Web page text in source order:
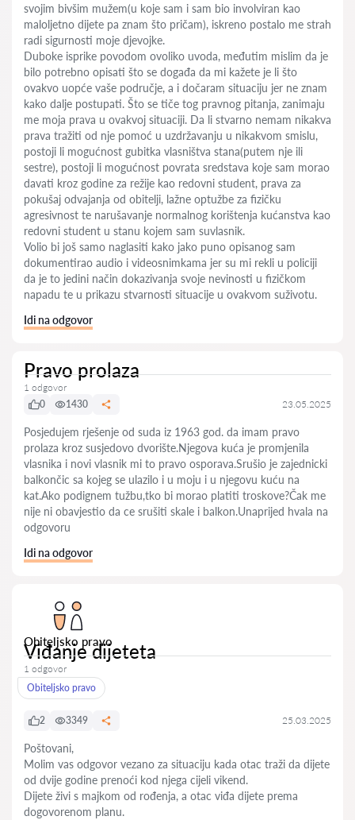
svojim bivšim mužem(u koje sam i sam bio involviran kao
maloljetno dijete pa znam što pričam), iskreno postalo me strah
radi sigurnosti moje djevojke.
Duboke isprike povodom ovoliko uvoda, međutim mislim da je
bilo potrebno opisati što se događa da mi kažete je li što
ovakvo uopće vaše područje, a i dočaram situaciju jer ne znam
kako dalje postupati. Što se tiče tog pravnog pitanja, zanimaju
me moja prava u ovakvoj situaciji. Da li stvarno nemam nikakva
prava tražiti od nje pomoć u uzdržavanju u nikakvom smislu,
postoji li mogućnost gubitka vlasništva stana(putem nje ili
sestre), postoji li mogućnost povrata sredstava koje sam morao
davati kroz godine za režije kao redovni student, prava za
pokušaj odvajanja od obitelji, lažne optužbe za fizičku
agresivnost te narušavanje normalnog korištenja kućanstva kao
redovni student u stanu kojem sam suvlasnik.
Volio bi još samo naglasiti kako jako puno opisanog sam
dokumentirao audio i videosnimkama jer su mi rekli u policiji
da je to jedini način dokazivanja svoje nevinosti u fizičkom
napadu te u prikazu stvarnosti situacije u ovakvom suživotu.
Idi na odgovor
Pravo prolaza
1 odgovor
0
1430 23.05.2025
Posjedujem rješenje od suda iz 1963 god. da imam pravo
prolaza kroz susjedovo dvorište.Njegova kuća je promjenila
vlasnika i novi vlasnik mi to pravo osporava.Srušio je zajednicki
balkončic sa kojeg se ulazilo i u moju i u njegovu kuću na
kat.Ako podignem tužbu,tko bi morao platiti troskove?Čak me
nije ni obavjestio da ce srušiti skale i balkon.Unaprijed hvala na
odgovoru
Idi na odgovor
Obiteljsko pravo
Viđanje dijeteta
1 odgovor
Obiteljsko pravo
2 3349 25.03.2025
Poštovani,
Molim vas odgovor vezano za situaciju kada otac traži da dijete
od dvije godine prenoći kod njega cijeli vikend.
Dijete živi s majkom od rođenja, a otac viđa dijete prema
dogovorenom planu.